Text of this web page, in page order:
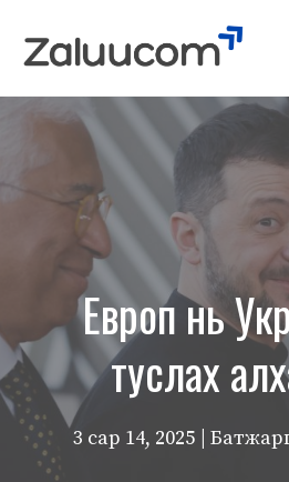
Европ нь
туслах
3 сар 14, 2025 |